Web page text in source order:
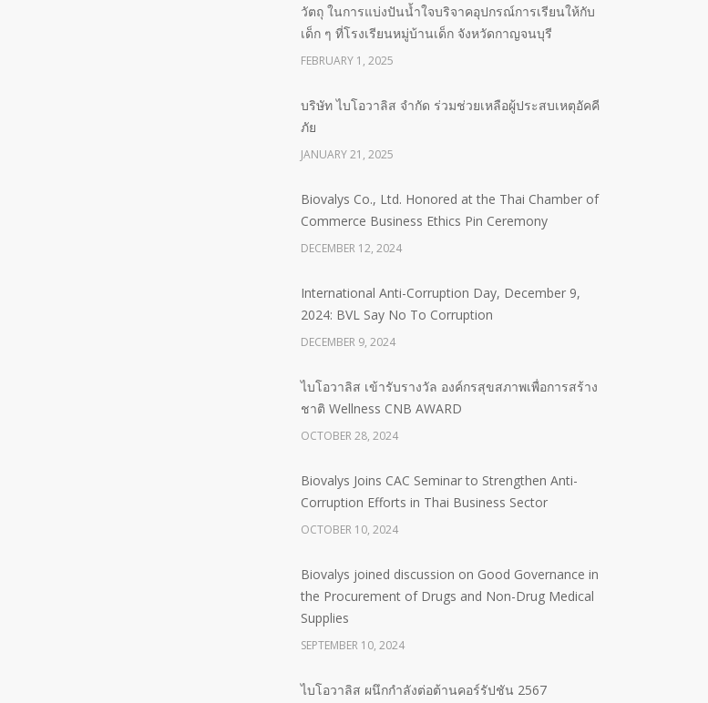
วัตถุ ในการแบ่งปันน้ำใจบริจาคอุปกรณ์การเรียนให้กับ
เด็ก ๆ ที่โรงเรียนหมู่บ้านเด็ก จังหวัดกาญจนบุรี
FEBRUARY 1, 2025
บริษัท ไบโอวาลิส จำกัด ร่วมช่วยเหลือผู้ประสบเหตุอัคคี
ภัย
JANUARY 21, 2025
Biovalys Co., Ltd. Honored at the Thai Chamber of
Commerce Business Ethics Pin Ceremony
DECEMBER 12, 2024
International Anti-Corruption Day, December 9,
2024: BVL Say No To Corruption
DECEMBER 9, 2024
ไบโอวาลิส เข้ารับรางวัล องค์กรสุขสภาพเพื่อการสร้าง
ชาติ Wellness CNB AWARD
OCTOBER 28, 2024
Biovalys Joins CAC Seminar to Strengthen Anti-
Corruption Efforts in Thai Business Sector
OCTOBER 10, 2024
Biovalys joined discussion on Good Governance in
the Procurement of Drugs and Non-Drug Medical
Supplies
SEPTEMBER 10, 2024
ไบโอวาลิส ผนึกกำลังต่อต้านคอร์รัปชัน 2567